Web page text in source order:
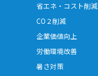
省エネ・コスト削減
CO２削減
企業価値向上
労働環境改善
暑さ対策